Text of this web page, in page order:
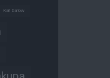
Karl Darlow